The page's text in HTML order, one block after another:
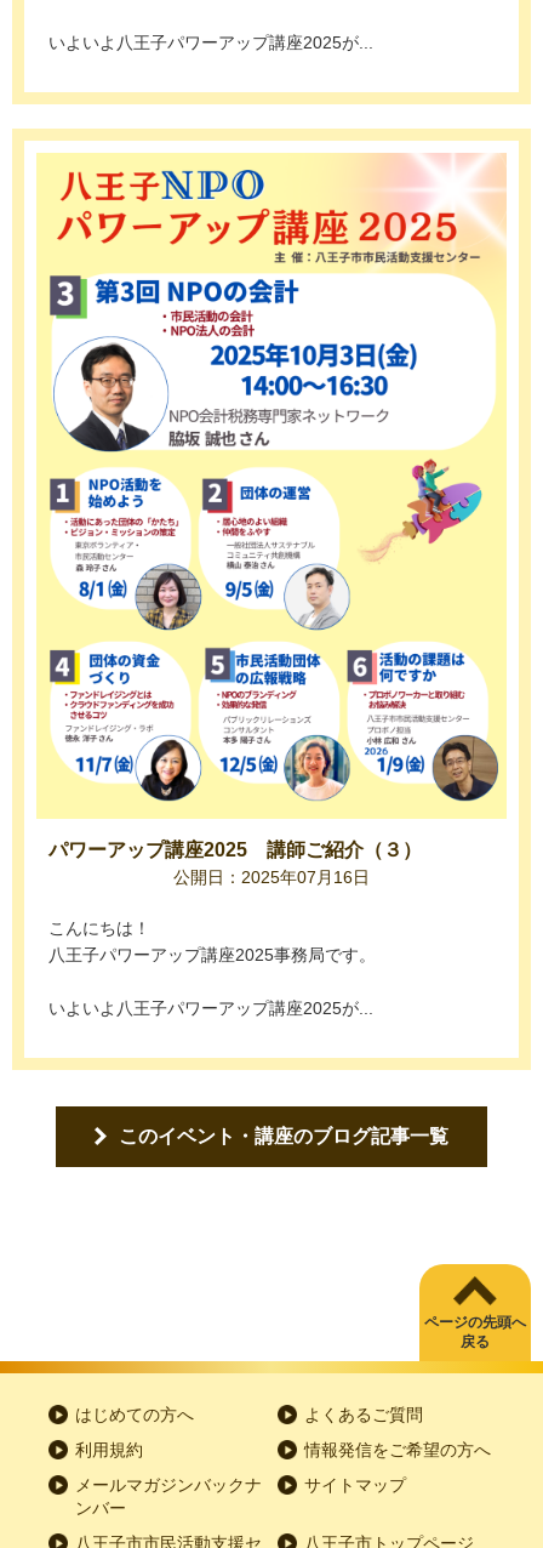
いよいよ八王子パワーアップ講座2025が...
パワーアップ講座2025 講師ご紹介（３）
公開日：2025年07月16日
こんにちは！
八王子パワーアップ講座2025事務局です。
いよいよ八王子パワーアップ講座2025が...
このイベント・講座のブログ記事一覧
ページの先頭へ
戻る
はじめての方へ
よくあるご質問
利用規約
情報発信をご希望の方へ
メールマガジンバックナ
ンバー
サイトマップ
八王子市市民活動支援セ 八王子市トップページ